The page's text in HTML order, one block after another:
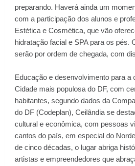
preparando. Haverá ainda um
com a participação dos alunos e
Estética e Cosmética, que vão
hidratação facial e SPA para os pés.
serão por ordem de chegada, com
Educação e desenvolvimento para a
Cidade mais populosa do DF, com
habitantes, segundo dados da
do DF (Codeplan), Ceilândia se
cultural e econômica, com pessoas
cantos do país, em especial do
de cinco décadas, o lugar abriga
artistas e empreendedores que